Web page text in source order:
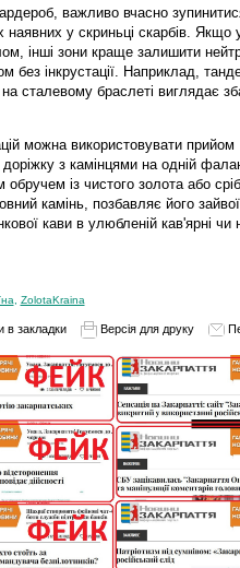
важливо вчасно
наявних у скриньці скарбів. Якщо
інші зони краще залишити
інкрустації. Наприклад,
сталевому браслеті виглядає
можна використовувати прийом
з камінцями на одній
із чистого золота або
камінь, позбавляє його
кави в улюбленій кав'ярні чи
ZolotaKraina
в закладки Версія для друку